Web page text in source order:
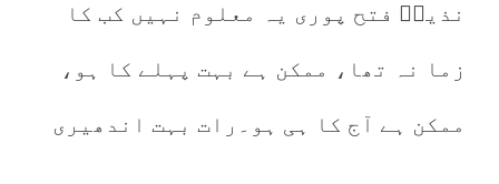
نذیرؔ فتح پوری یہ معلوم نہیں کب کا
زما نہ تھا، ممکن ہے بہت پہلے کا ہو،
ممکن ہے آج کا ہی ہو۔رات بہت اندھیری